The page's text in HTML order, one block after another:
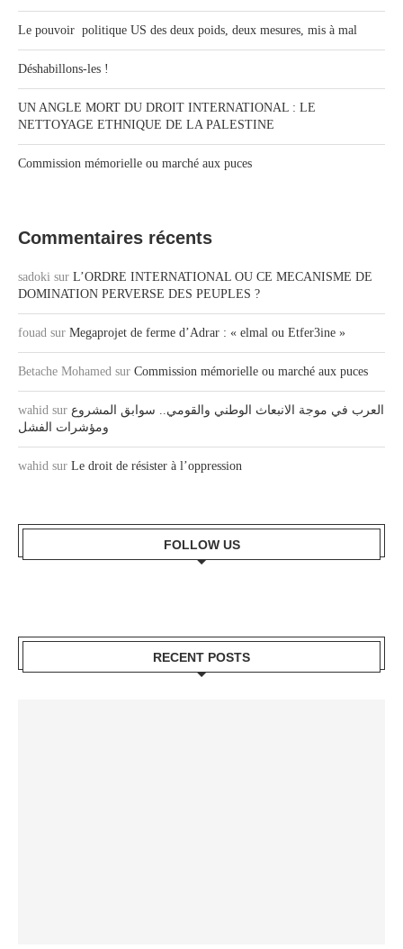
Le pouvoir politique US des deux poids, deux mesures, mis à mal
Déshabillons-les !
UN ANGLE MORT DU DROIT INTERNATIONAL : LE
NETTOYAGE ETHNIQUE DE LA PALESTINE
Commission mémorielle ou marché aux puces
Commentaires récents
sadoki sur L’ORDRE INTERNATIONAL OU CE MECANISME DE
DOMINATION PERVERSE DES PEUPLES ?
fouad sur Megaprojet de ferme d’Adrar : « elmal ou Etfer3ine »
Betache Mohamed sur Commission mémorielle ou marché aux puces
wahid sur العرب في موجة الانبعاث الوطني والقومي.. سوابق المشروع
ومؤشرات الفشل
wahid sur Le droit de résister à l’oppression
FOLLOW US
RECENT POSTS